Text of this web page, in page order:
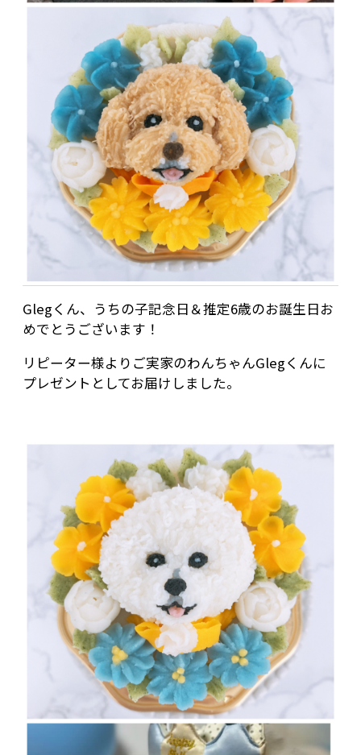
Glegくん、うちの子記念日＆推定6歳のお誕生日お
めでとうございます！
リピーター様よりご実家のわんちゃんGlegくんに
プレゼントとしてお届けしました。